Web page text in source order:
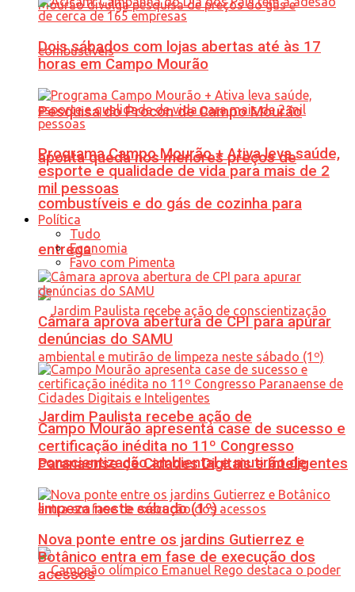
Pesquisa do Procon de Campo Mourão
aponta queda nos menores preços de
combustíveis e do gás de cozinha para
entrega
Jardim Paulista recebe ação de
conscientização ambiental e mutirão de
limpeza neste sábado (1º)
Dois sábados com lojas abertas até às 17
horas em Campo Mourão
Programa Campo Mourão + Ativa leva saúde,
esporte e qualidade de vida para mais de 2
mil pessoas
Política
Tudo
Economia
Favo com Pimenta
Câmara aprova abertura de CPI para apurar
denúncias do SAMU
Campo Mourão apresenta case de sucesso e
certificação inédita no 11º Congresso
Paranaense de Cidades Digitais e Inteligentes
Nova ponte entre os jardins Gutierrez e
Botânico entra em fase de execução dos
acessos